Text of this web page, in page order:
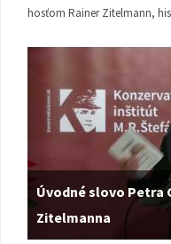
hosťom Rainer Zitelmann,
Úvodné slovo Petra
Zitelmanna